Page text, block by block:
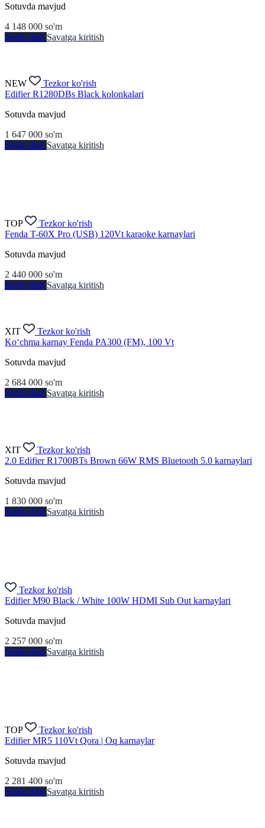
Sotuvda mavjud
4 148 000 so'm
Sotib olish Savatga kiritish
NEW
Tezkor ko'rish
Edifier R1280DBs Black kolonkalari
Sotuvda mavjud
1 647 000 so'm
Sotib olish Savatga kiritish
TOP
Tezkor ko'rish
Fenda T-60X Pro (USB) 120Vt karaoke karnaylari
Sotuvda mavjud
2 440 000 so'm
Sotib olish Savatga kiritish
XIT
Tezkor ko'rish
Ko‘chma karnay Fenda PA300 (FM), 100 Vt
Sotuvda mavjud
2 684 000 so'm
Sotib olish Savatga kiritish
XIT
Tezkor ko'rish
2.0 Edifier R1700BTs Brown 66W RMS Bluetooth 5.0 karnaylari
Sotuvda mavjud
1 830 000 so'm
Sotib olish Savatga kiritish
Tezkor ko'rish
Edifier M90 Black / White 100W HDMI Sub Out karnaylari
Sotuvda mavjud
2 257 000 so'm
Sotib olish Savatga kiritish
TOP
Tezkor ko'rish
Edifier MR5 110Vt Qora | Oq karnaylar
Sotuvda mavjud
2 281 400 so'm
Sotib olish Savatga kiritish